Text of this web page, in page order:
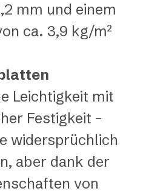
mm und einem
ca. 3,9 kg/m²
Leichtigkeit mit
Festigkeit –
widersprüchlich
aber dank der
von